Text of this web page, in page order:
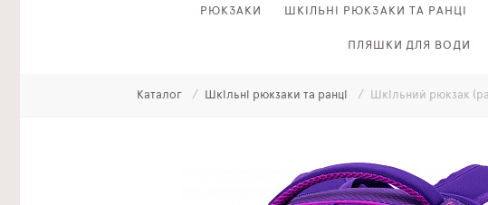
РЮКЗАКИ ШКІЛЬНІ РЮКЗАКИ ТА РАНЦІ
ПЛЯШКИ ДЛЯ ВОДИ
Каталог Шкільні рюкзаки та ранці Шкільний рюкзак